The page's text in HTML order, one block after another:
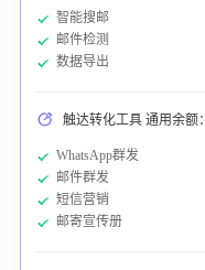
智能搜邮
邮件检测
数据导出
触达转化工具 通用余额：
WhatsApp群发
邮件群发
短信营销
邮寄宣传册